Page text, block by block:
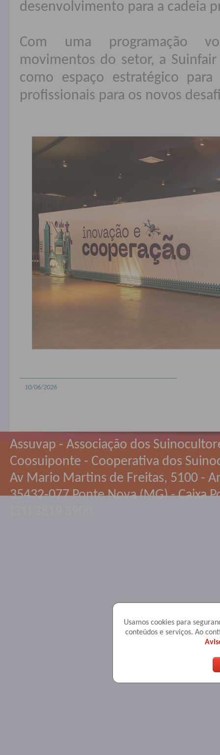
desenvolvimento para a cadeia
Com uma programação
movimentos do setor, a
como espaço estratégico
profissionais para os novos
10/06/2026
Usamos cookies para
conteúdos e serviços. Ao
Assuvap - Associação dos
Coosuiponte - Cooperativa dos
Av Mario Martins de Freitas, 5100 -
35432-077 Ponte Nova (MG) - Caixa